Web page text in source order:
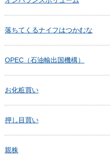
落ちてくるナイフはつかむな
OPEC（石油輸出国機構）
お化粧買い
押し目買い
親株